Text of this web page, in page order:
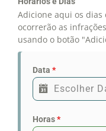
Adicione aqui os
ocorrerão as
usando o botão
Data *
Horas*